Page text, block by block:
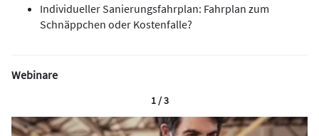
Individueller Sanierungsfahrplan: Fahrplan zum
Schnäppchen oder Kostenfalle?
Webinare
1 / 3